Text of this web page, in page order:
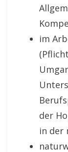
im
der
in der